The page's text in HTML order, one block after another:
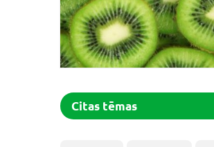
Citas tēmas